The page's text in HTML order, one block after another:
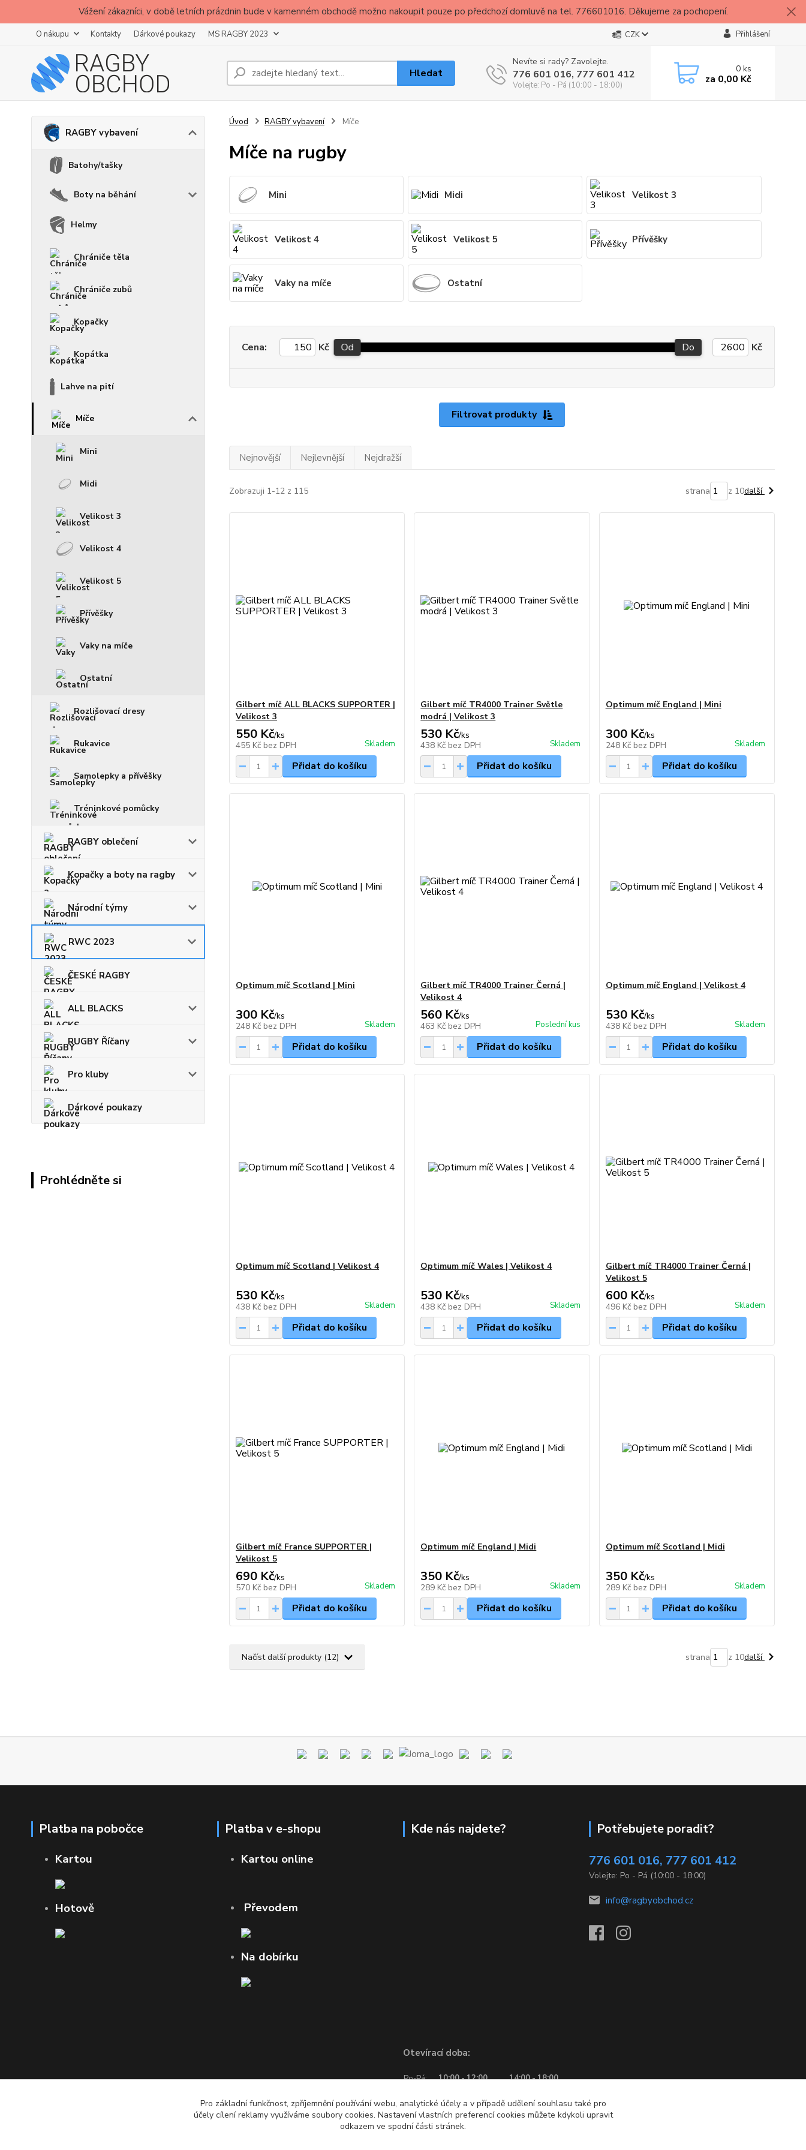
Vážení zákazníci, v době letních prázdnin bude v kamenném obchodě možno nakoupit pouze po předchozí domluvě na tel. 776601016. Děkujeme za pochopení.
O nákupu Kontakty Dárkové poukazy MS RAGBY 2023 CZK Přihlášení
Hledat
Nevíte si rady? Zavolejte.
776 601 016, 777 601 412
Volejte: Po - Pá (10:00 - 18:00)
0ks
za 0,00 Kč
RAGBY vybavení
Batohy/tašky
Boty na běhání
Helmy
Chrániče těla
Chrániče zubů
Kopačky
Kopátka
Lahve na pití
Míče
Mini
Midi
Velikost 3
Velikost 4
Velikost 5
Přívěšky
Vaky na míče
Ostatní
Rozlišovací dresy
Rukavice
Samolepky a přívěšky
Tréninkové pomůcky
RAGBY oblečení
Kopačky a boty na ragby
Národní týmy
RWC 2023
ČESKÉ RAGBY
ALL BLACKS
RUGBY Říčany
Pro kluby
Dárkové poukazy
Prohlédněte si
Úvod RAGBY vybavení Míče
Míče na rugby
Mini Midi Velikost 3
Velikost 4 Velikost 5 Přívěšky
Vaky na míče Ostatní
Filtrovat produkty
Cena: Kč Od Do Kč
Nejnovější Nejlevnější Nejdražší
Zobrazuji 1-12 z 115 strana z 10další
Gilbert míč ALL BLACKS SUPPORTER |
Velikost 3
550 Kč/ks
455 Kč bez DPH Skladem
Přidat do košíku
Gilbert míč TR4000 Trainer Světle
modrá | Velikost 3
530 Kč/ks
438 Kč bez DPH Skladem
Přidat do košíku
Optimum míč England | Mini
300 Kč/ks
248 Kč bez DPH Skladem
Přidat do košíku
Optimum míč Scotland | Mini
300 Kč/ks
248 Kč bez DPH Skladem
Přidat do košíku
Gilbert míč TR4000 Trainer Černá |
Velikost 4
560 Kč/ks
463 Kč bez DPH Poslední kus
Přidat do košíku
Optimum míč England | Velikost 4
530 Kč/ks
438 Kč bez DPH Skladem
Přidat do košíku
Optimum míč Scotland | Velikost 4
530 Kč/ks
438 Kč bez DPH Skladem
Přidat do košíku
Optimum míč Wales | Velikost 4
530 Kč/ks
438 Kč bez DPH Skladem
Přidat do košíku
Gilbert míč TR4000 Trainer Černá |
Velikost 5
600 Kč/ks
496 Kč bez DPH Skladem
Přidat do košíku
Gilbert míč France SUPPORTER |
Velikost 5
690 Kč/ks
570 Kč bez DPH Skladem
Přidat do košíku
Optimum míč England | Midi
350 Kč/ks
289 Kč bez DPH Skladem
Přidat do košíku
Optimum míč Scotland | Midi
350 Kč/ks
289 Kč bez DPH Skladem
Přidat do košíku
Načíst další produkty (12) strana z 10další
Platba na pobočce
Kartou
Hotově
Platba v e-shopu
Kartou online
Převodem
Na dobírku
Kde nás najdete?
Otevírací doba:
Po-Pá: 10:00 - 12:00
14:00 - 18:00
Potřebujete poradit?
776 601 016, 777 601 412
Volejte: Po - Pá (10:00 - 18:00)
info@ragbyobchod.cz
Pro základní funkčnost, zpříjemnění používání webu, analytické účely a v případě udělení souhlasu také pro
účely cílení reklamy využíváme soubory cookies. Nastavení vlastních preferencí cookies můžete kdykoli upravit
odkazem ve spodní části stránek.